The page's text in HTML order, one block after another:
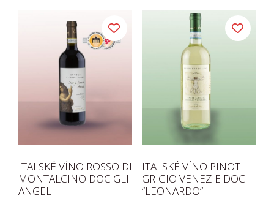
ITALSKÉ VÍNO ROSSO DI
MONTALCINO DOC GLI
ANGELI
ITALSKÉ VÍNO PINOT
GRIGIO VENEZIE DOC
“LEONARDO”